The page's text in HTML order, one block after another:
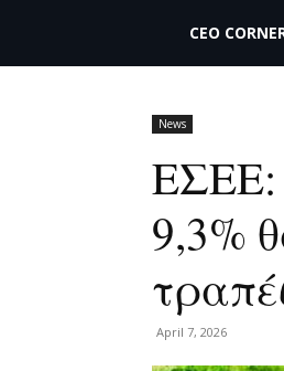
THECEO.gr
CEO
News
ΕΣΕΕ:
9,3%
April 7, 2026